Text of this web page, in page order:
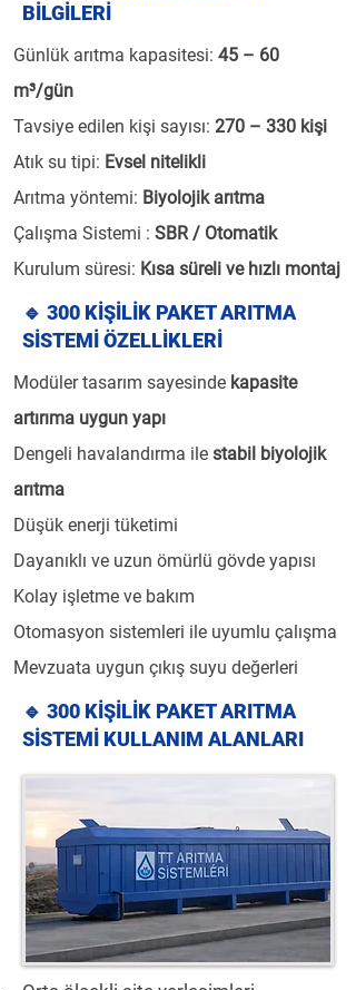
BİLGİLERİ
Günlük arıtma kapasitesi: 45 – 60
m³/gün
Tavsiye edilen kişi sayısı: 270 – 330 kişi
Atık su tipi: Evsel nitelikli
Arıtma yöntemi: Biyolojik arıtma
Çalışma Sistemi : SBR / Otomatik
Kurulum süresi: Kısa süreli ve hızlı montaj
🔹 300 KİŞİLİK PAKET ARITMA
SİSTEMİ ÖZELLİKLERİ
Modüler tasarım sayesinde kapasite
artırıma uygun yapı
Dengeli havalandırma ile stabil biyolojik
arıtma
Düşük enerji tüketimi
Dayanıklı ve uzun ömürlü gövde yapısı
Kolay işletme ve bakım
Otomasyon sistemleri ile uyumlu çalışma
Mevzuata uygun çıkış suyu değerleri
🔹 300 KİŞİLİK PAKET ARITMA
SİSTEMİ KULLANIM ALANLARI